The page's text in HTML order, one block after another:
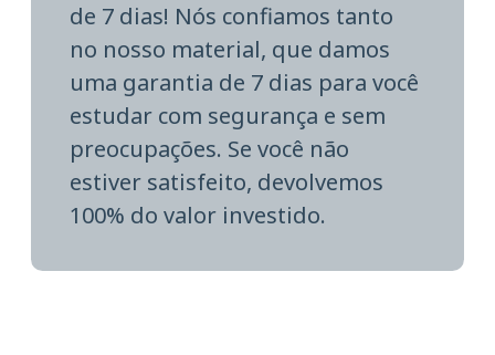
de 7 dias! Nós confiamos tanto
no nosso material, que damos
uma garantia de 7 dias para você
estudar com segurança e sem
preocupações. Se você não
estiver satisfeito, devolvemos
100% do valor investido.